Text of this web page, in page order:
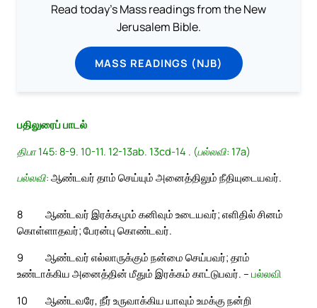
Read today's Mass readings from the New
Jerusalem Bible.
MASS READINGS (NJB)
பதிலுரைப் பாடல்
திபா 145: 8-9. 10-11. 12-13ab. 13cd-14 . (பல்லவி: 17a)
பல்லவி: ஆண்டவர் தாம் செய்யும் அனைத்திலும் நீதியுடையவர்.
8
ஆண்டவர் இரக்கமும் கனிவும் உடையவர்; எளிதில் சினம்
கொள்ளாதவர்; பேரன்பு கொண்டவர்.
9
ஆண்டவர் எல்லாருக்கும் நன்மை செய்பவர்; தாம்
உண்டாக்கிய அனைத்தின் மீதும் இரக்கம் காட்டுபவர். – பல்லவி
10
ஆண்டவரே, நீர் உருவாக்கிய யாவும் உமக்கு நன்றி